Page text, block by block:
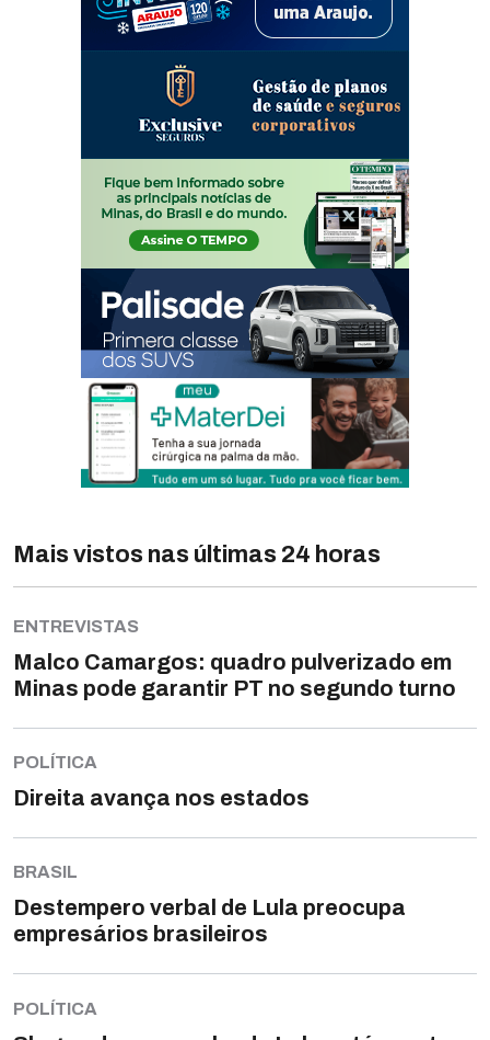
Mais vistos nas últimas 24 horas
ENTREVISTAS
Malco Camargos: quadro pulverizado em
Minas pode garantir PT no segundo turno
POLÍTICA
Direita avança nos estados
BRASIL
Destempero verbal de Lula preocupa
empresários brasileiros
POLÍTICA